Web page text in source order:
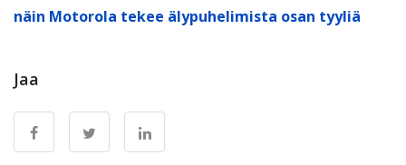
näin Motorola tekee älypuhelimista osan tyyliä
Jaa